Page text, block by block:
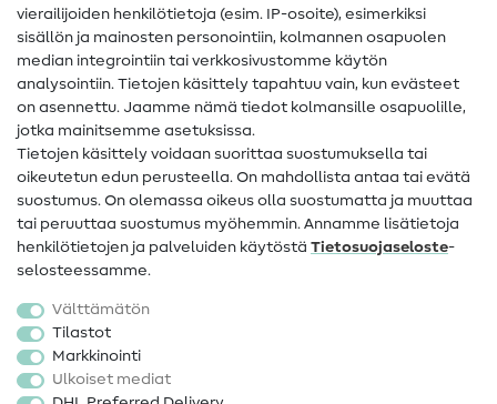
Ompeluohjeet
Apua ja yhteystiedot
Yhteystiedot
Tietoa omistajanvaihdoksesta
Peruutusoikeus
Suosittu
Kankaat
Ompelutarvikkeet
Ale
vierailijoiden henkilötietoja (esim. IP-osoite), esimerkiksi
sisällön ja mainosten personointiin, kolmannen osapuolen
median integrointiin tai verkkosivustomme käytön
analysointiin. Tietojen käsittely tapahtuu vain, kun evästeet
on asennettu. Jaamme nämä tiedot kolmansille osapuolille,
jotka mainitsemme asetuksissa.
Tietojen käsittely voidaan suorittaa suostumuksella tai
oikeutetun edun perusteella. On mahdollista antaa tai evätä
suostumus. On olemassa oikeus olla suostumatta ja muuttaa
tai peruuttaa suostumus myöhemmin. Annamme lisätietoja
henkilötietojen ja palveluiden käytöstä Tietosuojaseloste-
selosteessamme.
Välttämätön
Tilastot
Markkinointi
Ulkoiset mediat